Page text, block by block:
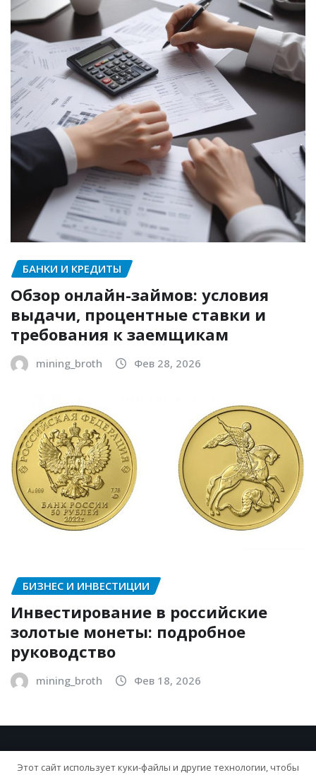
БАНКИ И КРЕДИТЫ
Обзор онлайн-займов: условия
выдачи, процентные ставки и
требования к заемщикам
mining_broth Фев 28, 2026
БИЗНЕС И ИНВЕСТИЦИИ
Инвестирование в российские
золотые монеты: подробное
руководство
mining_broth Фев 18, 2026
Этот сайт использует куки-файлы и другие технологии, чтобы